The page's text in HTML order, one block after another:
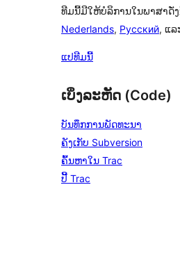
ທີມນີ້ມີໃຫ້ບໍລິການໃນພາສາດັ່
Nederlands, Русский, ແລ
ແປທີມນີ້
ເບິ່ງລະຫັດ (Code)
ບັນທຶກການພັດທະນາ
ຄັງເກັບ Subversion
ຄົ້ນຫາໃນ Trac
ປີ້ Trac